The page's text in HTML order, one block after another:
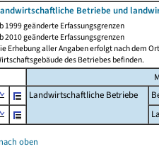
Betriebe und
1999 geänderte Erfassungsgrenzen
2010 geänderte Erfassungsgrenzen
Erhebung aller Angaben erfolgt nach dem
des Betriebes befinden.
Landwirtschaftliche Betriebe
nach oben